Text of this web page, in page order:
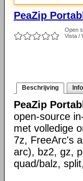
PeaZip
Open
Vista /
Beschrijving
PeaZip
open-source
met volledige
7z, FreeArc's
arc), bz2, gz,
quad/balz,